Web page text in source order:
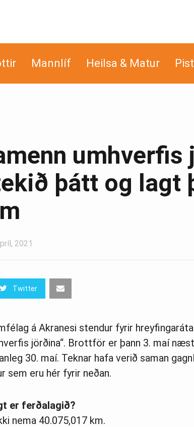
Mannlíf Heilsa & Matur
umhverfis
þátt og lagt
2021
Twitter
á Akranesi stendur fyrir
jörðina“. Brottför er þann 3. maí
30. maí. Teknar hafa verið saman
sem eru hér fyrir neðan.
er ferðalagið?
nema 40.075,017 km.